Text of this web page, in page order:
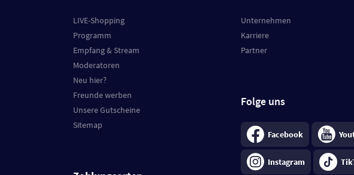
LIVE-Shopping
Programm
Empfang & Stream
Moderatoren
Neu hier?
Freunde werben
Unsere Gutscheine
Sitemap
Unternehmen
Karriere
Partner
Folge uns
Facebook
Instagram